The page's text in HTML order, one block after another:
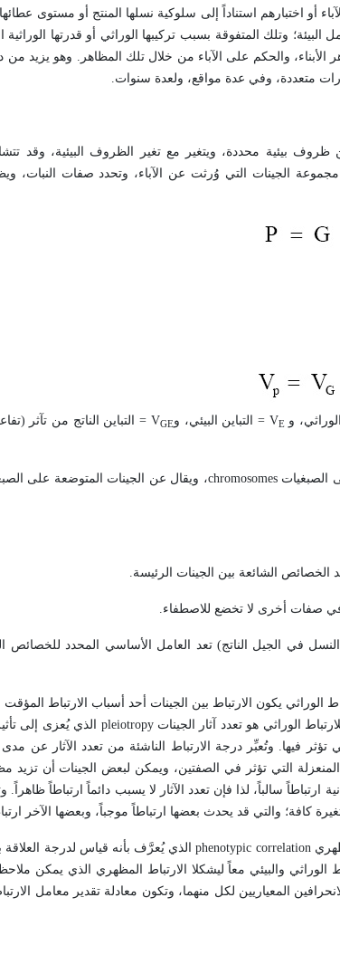
أو اختبارهم استناداً إلى سلوكية نسلها المنتج أو مستوى
وتلك المتفوقة بسبب تركيبها الوراثي أو قدرتها الوراثية
والحكم على الآباء من خلال تلك المظاهر. وهو يزيد من
متعددة، وفي عدة مواقع، ولعدة سنوات.
ظروف بيئية محددة، ويتغير مع تغير الظروف البيئية، وقد
الجينات التي وُرثت عن الآباء، وتحدد صفات النبات،
و VE = التباين البيئي، و VGE
= التباين الناتج من تآثر
الصبغياتchromosomes، ويقال عن الجينات المتوضعة على
في الجيل الناتج) تعد العامل الأساسي المحدد للخصائص
الوراثي يكون الارتباط بين الجينات أحد أسباب الارتباط
الوراثي هو تعدد آثار الجيناتpleiotropy الذي يُعزى إلى
فيها. وتُعبِّر درجة الارتباط الناشئة من تعدد الآثار عن
المنعزلة التي تؤثر في الصفتين، ويمكن لبعض الجينات أن
سالباً، لذا فإن تعدد الآثار لا يسبب دائماً ارتباطاً ظاهراً.
كافة؛ والتي قد يحدث بعضها ارتباطاً موجباً، وبعضها الآخر
phenotypic correlationالذي يُعرَّف بأنه قياس لدرجة العلاقة
والبيئي معاً ليشكلا الارتباط المظهري الذي يمكن
المعياريين لكل منهما، وتكون معادلة تقدير معامل